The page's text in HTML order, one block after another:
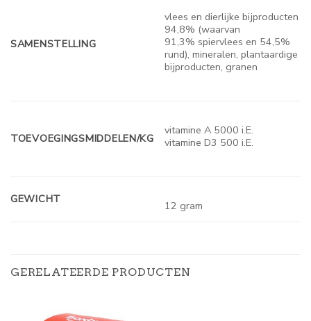
SAMENSTELLING
vlees en dierlijke bijproducten
94,8% (waarvan
91,3% spiervlees en 54,5%
rund), mineralen, plantaardige
bijproducten, granen
TOEVOEGINGSMIDDELEN/KG
vitamine A 5000 i.E.
vitamine D3 500 i.E.
GEWICHT
12 gram
GERELATEERDE PRODUCTEN